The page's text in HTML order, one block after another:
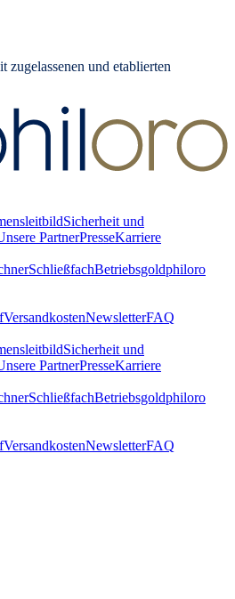
und etablierten
Sicherheit und
PartnerPresseKarriere
SchließfachBetriebsgoldphiloro
VersandkostenNewsletterFAQ
Sicherheit und
PartnerPresseKarriere
SchließfachBetriebsgoldphiloro
VersandkostenNewsletterFAQ